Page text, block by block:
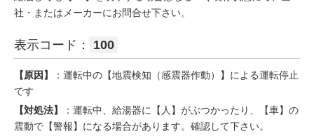
社・またはメーカーにお問合せ下さい。
表示コード： 100
【原因】
：運転中の【地震検知（感震器作動）】による運転停止
です
【対処法】
：運転中、給湯器に【人】がぶつかったり、【車】の
震動で【警報】になる場合があります。確認して下さい。